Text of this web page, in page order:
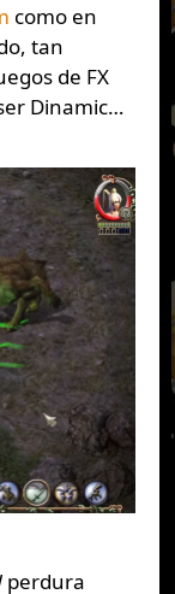
como en
tan
de FX
Dinamic…
perdura